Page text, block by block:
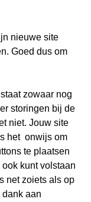
nieuwe site
Goed dus om
zowaar nog
storingen bij de
niet. Jouw site
het onwijs om
te plaatsen
kunt volstaan
net zoiets als op
aan